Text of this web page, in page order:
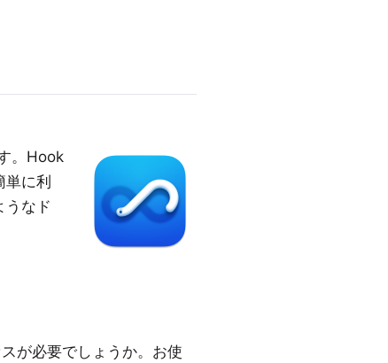
。Hook
に利
うなド
が必要でしょうか。お使